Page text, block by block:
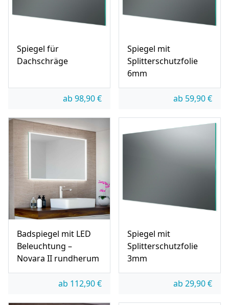
Spiegel für
Dachschräge
ab 98,90€
Spiegel mit
Splitterschutzfolie
6mm
ab 59,90€
Badspiegel mit LED
Beleuchtung –
Novara II rundherum
ab 112,90€
Spiegel mit
Splitterschutzfolie
3mm
ab 29,90€